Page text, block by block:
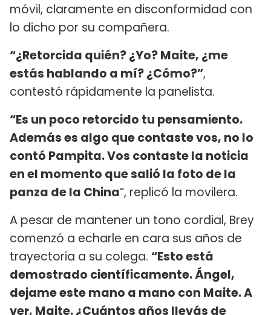
móvil, claramente en disconformidad con
lo dicho por su compañera.
“¿Retorcida quién? ¿Yo? Maite, ¿me
estás hablando a mí? ¿Cómo?”,
contestó rápidamente la panelista.
“Es un poco retorcido tu pensamiento.
Además es algo que contaste vos, no lo
contó Pampita. Vos contaste la noticia
en el momento que salió la foto de la
panza de la China”, replicó la movilera.
A pesar de mantener un tono cordial, Brey
comenzó a echarle en cara sus años de
trayectoria a su colega. “Esto está
demostrado científicamente. Ángel,
dejame este mano a mano con Maite. A
ver, Maite. ¿Cuántos años llevás de